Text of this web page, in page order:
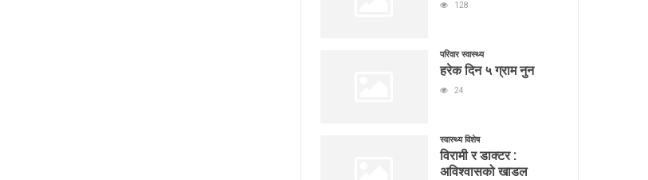
128
परिवार स्वास्थ्य
हरेक दिन ५ ग्राम नुन
24
स्वास्थ्य विशेष
विरामी र डाक्टर :
अविश्वासको खाडल